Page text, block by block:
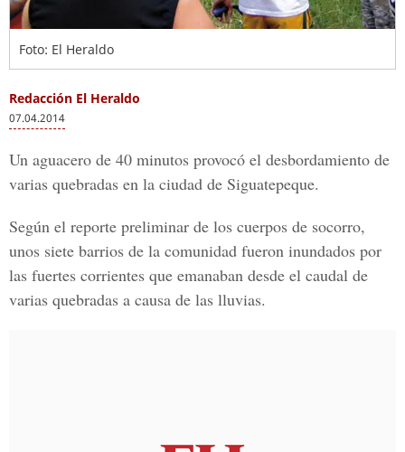
Foto: El Heraldo
Redacción El Heraldo
07.04.2014
Un aguacero de 40 minutos provocó el desbordamiento de
varias quebradas en la ciudad de Siguatepeque.
Según el reporte preliminar de los cuerpos de socorro,
unos siete barrios de la comunidad fueron inundados por
las fuertes corrientes que emanaban desde el caudal de
varias quebradas a causa de las lluvias.